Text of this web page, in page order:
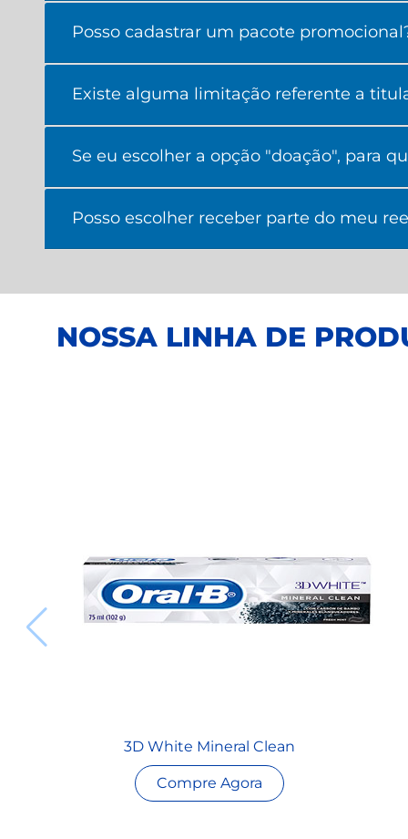
Posso cadastrar um pacote
Existe alguma limitação referente a
Se eu escolher a opção "doação", para
Posso escolher receber parte do meu
NOSSA LINHA DE
3D White Mineral Clean
Compre Agora